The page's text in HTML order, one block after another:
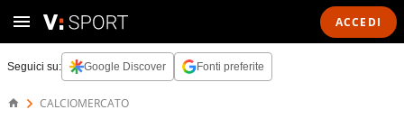
ACCEDI
Seguici su: Google Discover Fonti preferite
CALCIOMERCATO